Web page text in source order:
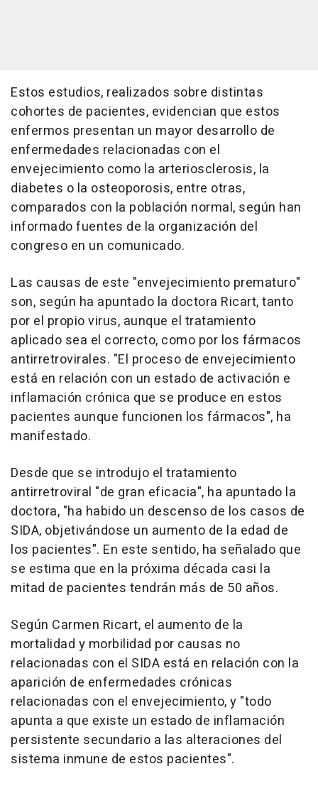
Estos estudios, realizados sobre distintas
cohortes de pacientes, evidencian que estos
enfermos presentan un mayor desarrollo de
enfermedades relacionadas con el
envejecimiento como la arteriosclerosis, la
diabetes o la osteoporosis, entre otras,
comparados con la población normal, según han
informado fuentes de la organización del
congreso en un comunicado.
Las causas de este "envejecimiento prematuro"
son, según ha apuntado la doctora Ricart, tanto
por el propio virus, aunque el tratamiento
aplicado sea el correcto, como por los fármacos
antirretrovirales. "El proceso de envejecimiento
está en relación con un estado de activación e
inflamación crónica que se produce en estos
pacientes aunque funcionen los fármacos", ha
manifestado.
Desde que se introdujo el tratamiento
antirretroviral "de gran eficacia", ha apuntado la
doctora, "ha habido un descenso de los casos de
SIDA, objetivándose un aumento de la edad de
los pacientes". En este sentido, ha señalado que
se estima que en la próxima década casi la
mitad de pacientes tendrán más de 50 años.
Según Carmen Ricart, el aumento de la
mortalidad y morbilidad por causas no
relacionadas con el SIDA está en relación con la
aparición de enfermedades crónicas
relacionadas con el envejecimiento, y "todo
apunta a que existe un estado de inflamación
persistente secundario a las alteraciones del
sistema inmune de estos pacientes".